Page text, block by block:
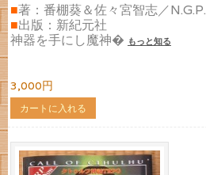
■著：番棚葵＆佐々宮智志／N.G.P.
■出版：新紀元社
神器を手にし魔神� もっと知る
3,000円
カートに入れる